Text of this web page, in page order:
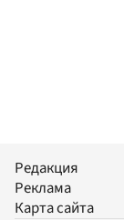
Редакция
Реклама
Карта сайта